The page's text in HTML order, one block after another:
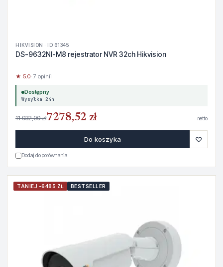
HIKVISION · ID 61345
DS-9632NI-M8 rejestrator NVR 32ch Hikvision
★ 5.0· 7 opinii
Dostępny
Wysyłka 24h
11 932,00 zł7278,52 zł netto
Do koszyka ♡
Dodaj do porównania
TANIEJ -6485 ZŁ BESTSELLER